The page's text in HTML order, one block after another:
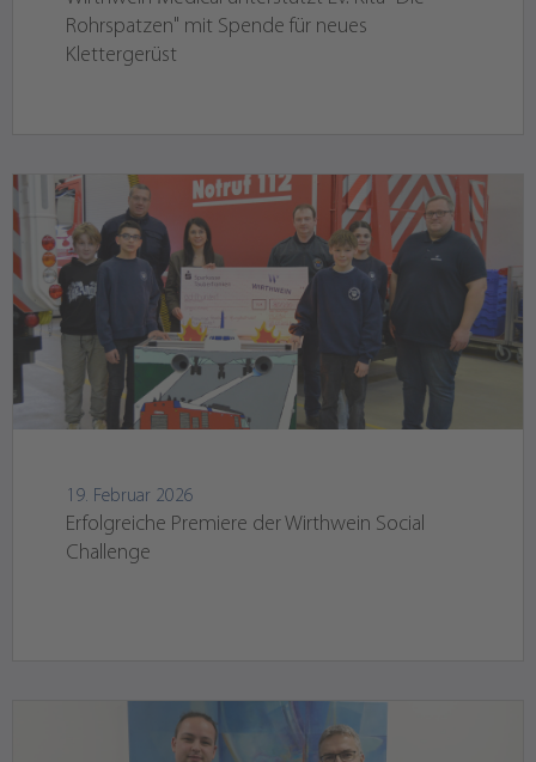
Rohrspatzen" mit Spende für neues
Klettergerüst
19. Februar 2026
Erfolgreiche Premiere der Wirthwein Social
Challenge